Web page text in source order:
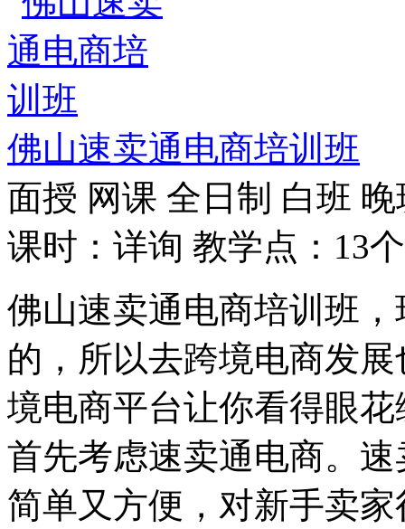
佛山速卖通电商培训班
面授 网课 全日制 白班 晚
课时：详询 教学点：13个
佛山速卖通电商培训班
的，所以去跨境电商发
境电商平台让你看得眼
首先考虑速卖通电商。
简单又方便，对新手卖